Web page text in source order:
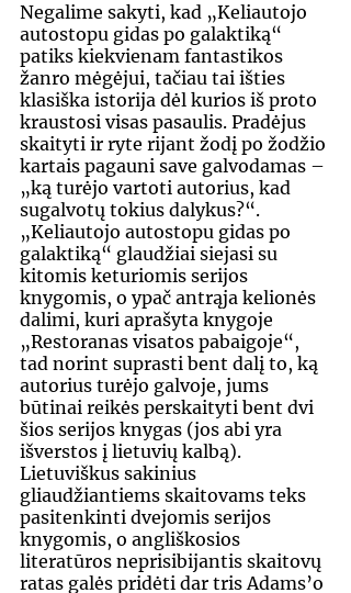
Negalime sakyti, kad „Keliautojo
autostopu gidas po galaktiką“
patiks kiekvienam fantastikos
žanro mėgėjui, tačiau tai išties
klasiška istorija dėl kurios iš proto
kraustosi visas pasaulis. Pradėjus
skaityti ir ryte rijant žodį po žodžio
kartais pagauni save galvodamas –
„ką turėjo vartoti autorius, kad
sugalvotų tokius dalykus?“.
„Keliautojo autostopu gidas po
galaktiką“ glaudžiai siejasi su
kitomis keturiomis serijos
knygomis, o ypač antrąja kelionės
dalimi, kuri aprašyta knygoje
„Restoranas visatos pabaigoje“,
tad norint suprasti bent dalį to, ką
autorius turėjo galvoje, jums
būtinai reikės perskaityti bent dvi
šios serijos knygas (jos abi yra
išverstos į lietuvių kalbą).
Lietuviškus sakinius
gliaudžiantiems skaitovams teks
pasitenkinti dvejomis serijos
knygomis, o angliškosios
literatūros neprisibijantis skaitovų
ratas galės pridėti dar tris Adams’o